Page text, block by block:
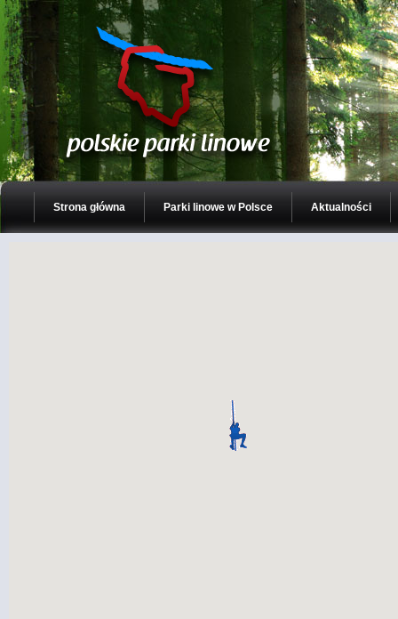
Strona główna Parki linowe w Polsce Aktualności